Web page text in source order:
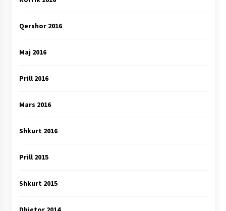
Qershor 2016
Maj 2016
Prill 2016
Mars 2016
Shkurt 2016
Prill 2015
Shkurt 2015